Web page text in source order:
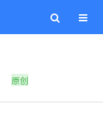
原创